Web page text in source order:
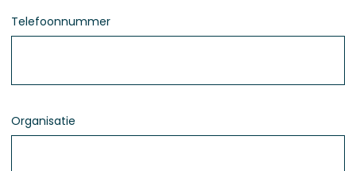
Telefoonnummer
Organisatie